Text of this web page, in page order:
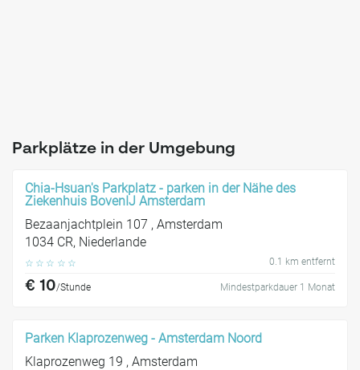
Parkplätze in der Umgebung
Chia-Hsuan's Parkplatz - parken in der Nähe des
Ziekenhuis BovenIJ Amsterdam
Bezaanjachtplein 107 , Amsterdam
1034 CR, Niederlande
☆ ☆ ☆ ☆ ☆ 0.1 km entfernt
€ 10/Stunde Mindestparkdauer 1 Monat
Parken Klaprozenweg - Amsterdam Noord
Klaprozenweg 19 , Amsterdam